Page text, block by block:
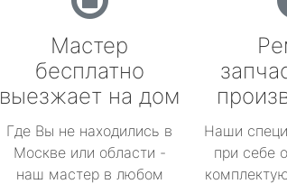
Мастер
бесплатно
выезжает на дом
Где Вы не находились в
Москве или области -
наш мастер в любом
Наши
при себе